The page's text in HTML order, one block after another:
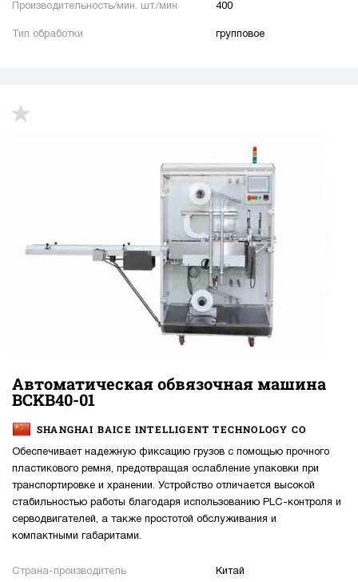
Производительность/мин. шт./мин 400
Тип обработки групповое
Автоматическая обвязочная машина
BCKB40-01
SHANGHAI BAICE INTELLIGENT TECHNOLOGY CO
Обеспечивает надежную фиксацию грузов с помощью прочного
пластикового ремня, предотвращая ослабление упаковки при
транспортировке и хранении. Устройство отличается высокой
стабильностью работы благодаря использованию PLC-контроля и
серводвигателей, а также простотой обслуживания и
компактными габаритами.
Страна-производитель Китай